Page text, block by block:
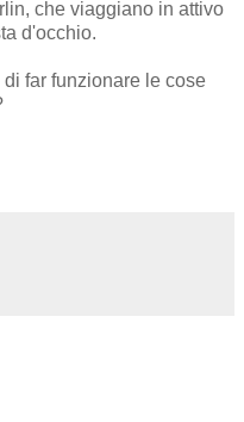
che viaggiano in attivo
d'occhio.
far funzionare le cose